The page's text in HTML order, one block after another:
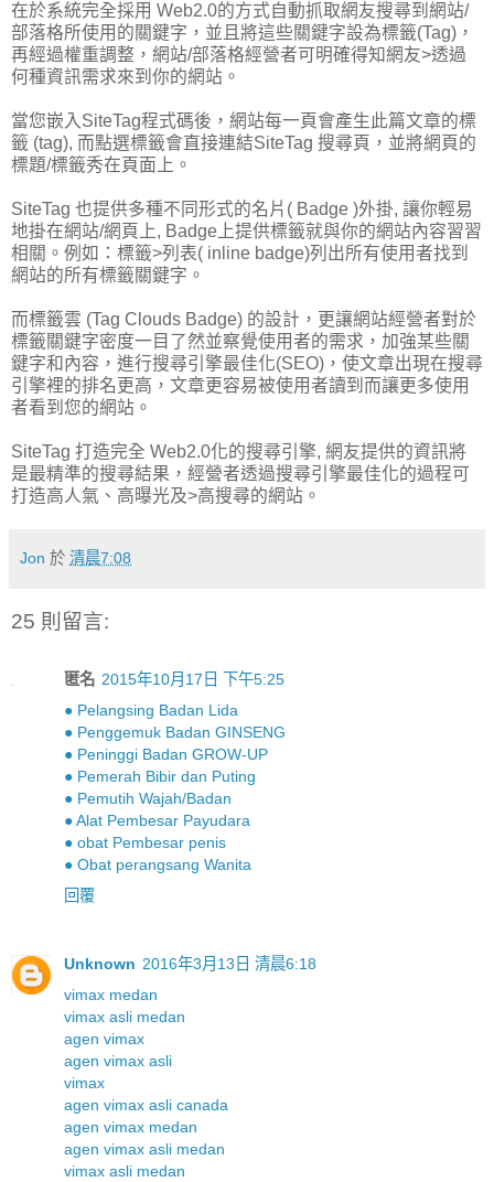
在於系統完全採用 Web2.0的方式自動抓取網友搜尋到網站/
部落格所使用的關鍵字，並且將這些關鍵字設為標籤(Tag)，
再經過權重調整，網站/部落格經營者可明確得知網友>透過
何種資訊需求來到你的網站。
當您嵌入SiteTag程式碼後，網站每一頁會產生此篇文章的標
籤 (tag), 而點選標籤會直接連結SiteTag 搜尋頁，並將網頁的
標題/標籤秀在頁面上。
SiteTag 也提供多種不同形式的名片( Badge )外掛, 讓你輕易
地掛在網站/網頁上, Badge上提供標籤就與你的網站內容習習
相關。例如：標籤>列表( inline badge)列出所有使用者找到
網站的所有標籤關鍵字。
而標籤雲 (Tag Clouds Badge) 的設計，更讓網站經營者對於
標籤關鍵字密度一目了然並察覺使用者的需求，加強某些關
鍵字和內容，進行搜尋引擎最佳化(SEO)，使文章出現在搜尋
引擎裡的排名更高，文章更容易被使用者讀到而讓更多使用
者看到您的網站。
SiteTag 打造完全 Web2.0化的搜尋引擎, 網友提供的資訊將
是最精準的搜尋結果，經營者透過搜尋引擎最佳化的過程可
打造高人氣、高曝光及>高搜尋的網站。
Jon 於 清晨7:08
25 則留言:
匿名 2015年10月17日 下午5:25
● Pelangsing Badan Lida
● Penggemuk Badan GINSENG
● Peninggi Badan GROW-UP
● Pemerah Bibir dan Puting
● Pemutih Wajah/Badan
● Alat Pembesar Payudara
● obat Pembesar penis
● Obat perangsang Wanita
回覆
Unknown 2016年3月13日 清晨6:18
vimax medan
vimax asli medan
agen vimax
agen vimax asli
vimax
agen vimax asli canada
agen vimax medan
agen vimax asli medan
vimax asli medan